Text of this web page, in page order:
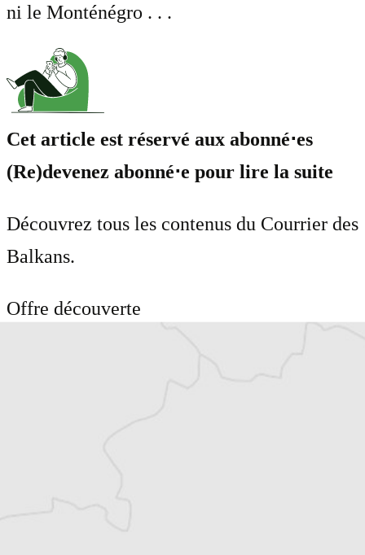
ni le Monténégro . . .
Cet article est réservé aux abonné⋅es
(Re)devenez abonné⋅e pour lire la suite
Découvrez tous les contenus du Courrier des
Balkans.
Offre découverte